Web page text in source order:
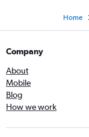
Home
Company
About
Mobile
Blog
How we work